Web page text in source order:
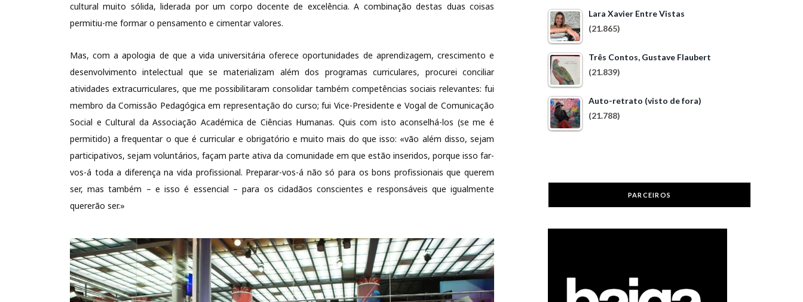
cultural muito sólida, liderada por um corpo docente de excelência. A combinação destas duas coisas
permitiu-me formar o pensamento e cimentar valores.
Mas, com a apologia de que a vida universitária oferece oportunidades de aprendizagem, crescimento e
desenvolvimento intelectual que se materializam além dos programas curriculares, procurei conciliar
atividades extracurriculares, que me possibilitaram consolidar também competências sociais relevantes: fui
membro da Comissão Pedagógica em representação do curso; fui Vice-Presidente e Vogal de Comunicação
Social e Cultural da Associação Académica de Ciências Humanas. Quis com isto aconselhá-los (se me é
permitido) a frequentar o que é curricular e obrigatório e muito mais do que isso: «vão além disso, sejam
participativos, sejam voluntários, façam parte ativa da comunidade em que estão inseridos, porque isso far-
vos-á toda a diferença na vida profissional. Preparar-vos-á não só para os bons profissionais que querem
ser, mas também – e isso é essencial – para os cidadãos conscientes e responsáveis que igualmente
quererão ser.»
Lara Xavier Entre Vistas
(21.865)
Três Contos, Gustave Flaubert
(21.839)
Auto-retrato (visto de fora)
(21.788)
PARCEIROS